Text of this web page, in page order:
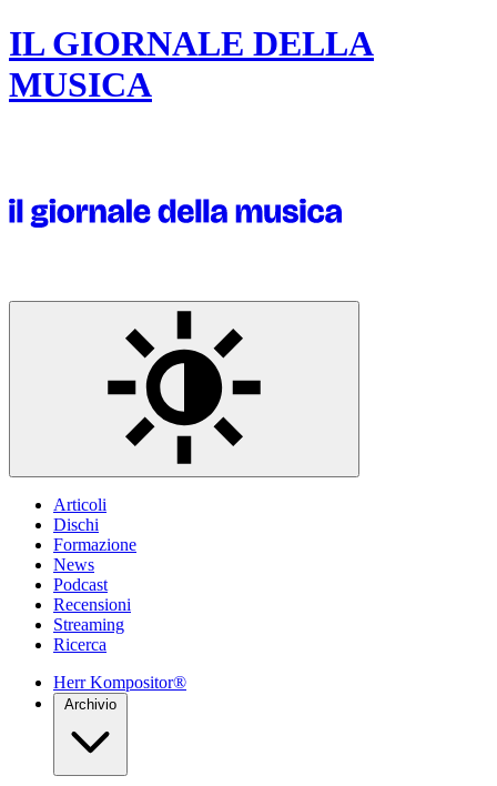
IL GIORNALE DELLA
MUSICA
Articoli
Dischi
Formazione
News
Podcast
Recensioni
Streaming
Ricerca
Herr Kompositor®
Archivio